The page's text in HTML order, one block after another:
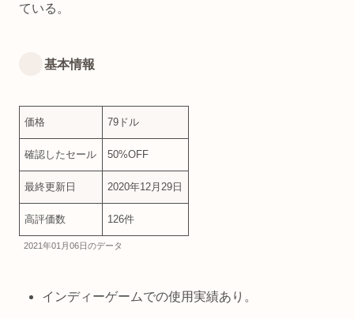
ている。
基本情報
価格 79ドル
確認したセール 50%OFF
最終更新日 2020年12月29日
高評価数 126件
2021年01月06日のデータ
インディーゲームでの使用実績あり。